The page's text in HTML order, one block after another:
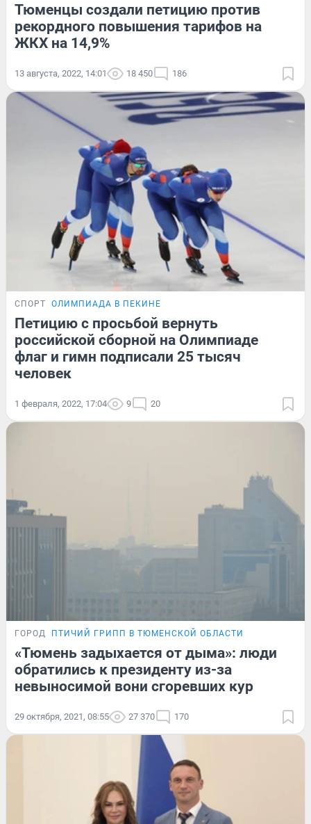
Тюменцы создали петицию против
рекордного повышения тарифов на
ЖКХ на 14,9%
13 августа, 2022, 14:01 18 450 186
СПОРТ ОЛИМПИАДА В ПЕКИНЕ
Петицию с просьбой вернуть
российской сборной на Олимпиаде
флаг и гимн подписали 25 тысяч
человек
1 февраля, 2022, 17:04 9 20
ГОРОД ПТИЧИЙ ГРИПП В ТЮМЕНСКОЙ ОБЛАСТИ
«Тюмень задыхается от дыма»: люди
обратились к президенту из-за
невыносимой вони сгоревших кур
29 октября, 2021, 08:55 27 370 170